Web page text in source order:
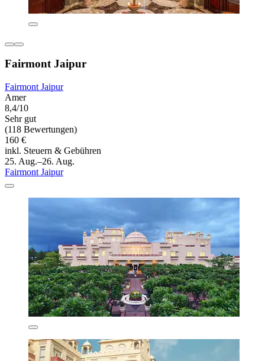
Fairmont Jaipur
Fairmont Jaipur
Amer
8,4/10
Sehr gut
(118 Bewertungen)
160 €
inkl. Steuern & Gebühren
25. Aug.–26. Aug.
Fairmont Jaipur